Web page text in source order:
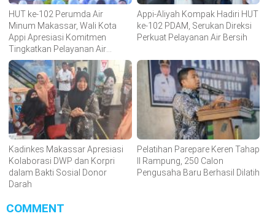
HUT ke-102 Perumda Air
Minum Makassar, Wali Kota
Appi Apresiasi Komitmen
Tingkatkan Pelayanan Air
Bersih
Appi-Aliyah Kompak Hadiri HUT
ke-102 PDAM, Serukan Direksi
Perkuat Pelayanan Air Bersih
Kadinkes Makassar Apresiasi
Kolaborasi DWP dan Korpri
dalam Bakti Sosial Donor
Darah
Pelatihan Parepare Keren Tahap
II Rampung, 250 Calon
Pengusaha Baru Berhasil Dilatih
COMMENT